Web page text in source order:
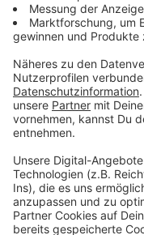
heute zwischen 10
geimpft. Dort ist
geschlossen. In
heute das Impfen
der Zeit von 14 bis
Hier gibt es die
Impfzentren. Zu
Impfaktion im Kreis